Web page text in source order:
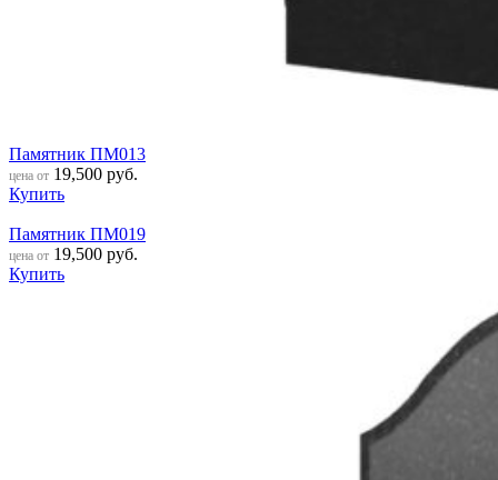
Памятник ПМ013
цена от 19,500 руб.
Купить
Памятник ПМ019
цена от 19,500 руб.
Купить